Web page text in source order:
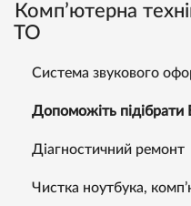
Комп’ютерна
ТО
Система звукового
Допоможіть
Діагностичний ремонт
Чистка ноутбука,